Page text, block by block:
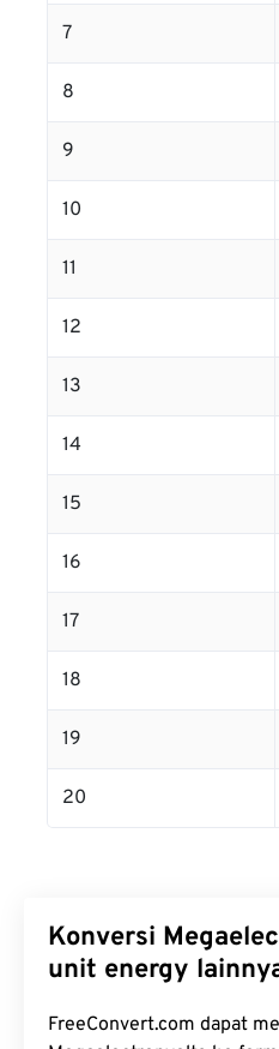
7
8
9
10
11
12
13
14
15
16
17
18
19
20
Konversi
unit energy
FreeConvert.com dapat